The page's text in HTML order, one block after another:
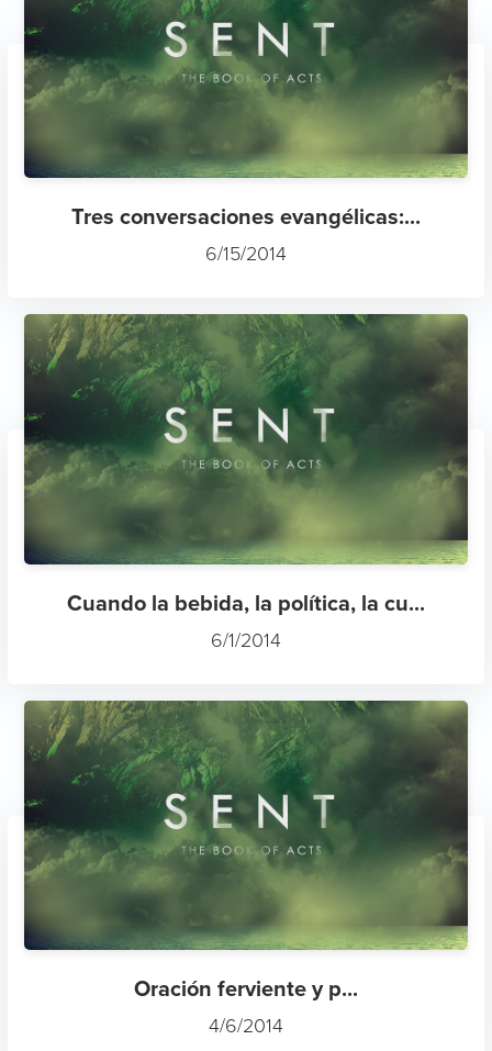
Tres conversaciones evangélicas:...
6/15/2014
Cuando la bebida, la política, la cu...
6/1/2014
Oración ferviente y p...
4/6/2014